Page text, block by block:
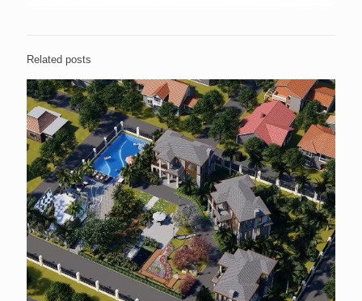
Related posts